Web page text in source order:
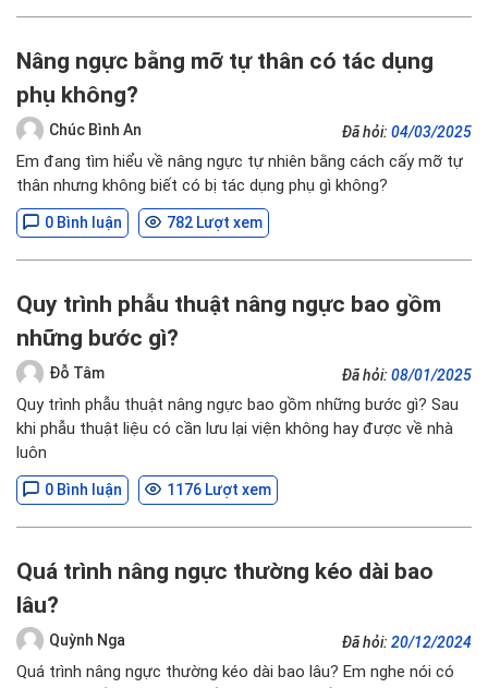
Nâng ngực bằng mỡ tự thân có tác dụng
phụ không?
Chúc Bình An Đã hỏi: 04/03/2025
Em đang tìm hiểu về nâng ngực tự nhiên bằng cách cấy mỡ tự
thân nhưng không biết có bị tác dụng phụ gì không?
0 Bình luận 782 Lượt xem
Quy trình phẫu thuật nâng ngực bao gồm
những bước gì?
Đỗ Tâm Đã hỏi: 08/01/2025
Quy trình phẫu thuật nâng ngực bao gồm những bước gì? Sau
khi phẫu thuật liệu có cần lưu lại viện không hay được về nhà
luôn
0 Bình luận 1176 Lượt xem
Quá trình nâng ngực thường kéo dài bao
lâu?
Quỳnh Nga Đã hỏi: 20/12/2024
Quá trình nâng ngực thường kéo dài bao lâu? Em nghe nói có